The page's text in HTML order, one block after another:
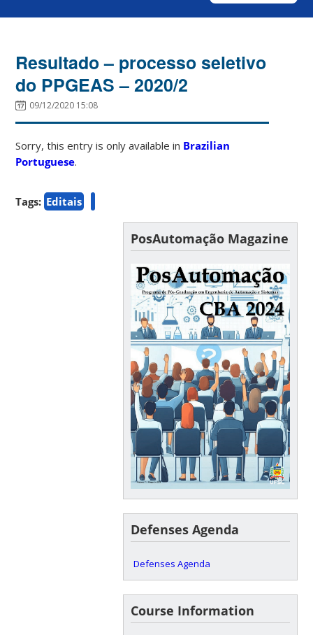
Resultado – processo seletivo
do PPGEAS – 2020/2
09/12/2020 15:08
Sorry, this entry is only available in Brazilian
Portuguese.
Tags: Editais
PosAutomação Magazine
Defenses Agenda
Defenses Agenda
Course Information